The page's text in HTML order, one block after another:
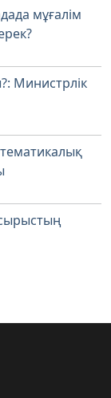
мұғалім
Министрлік